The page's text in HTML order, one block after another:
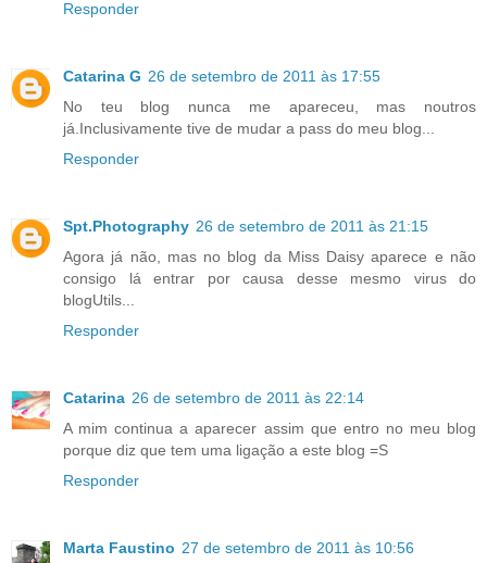
Responder
Catarina G 26 de setembro de 2011 às 17:55
No teu blog nunca me apareceu, mas noutros
já.Inclusivamente tive de mudar a pass do meu blog...
Responder
Spt.Photography 26 de setembro de 2011 às 21:15
Agora já não, mas no blog da Miss Daisy aparece e não
consigo lá entrar por causa desse mesmo virus do
blogUtils...
Responder
Catarina 26 de setembro de 2011 às 22:14
A mim continua a aparecer assim que entro no meu blog
porque diz que tem uma ligação a este blog =S
Responder
Marta Faustino 27 de setembro de 2011 às 10:56